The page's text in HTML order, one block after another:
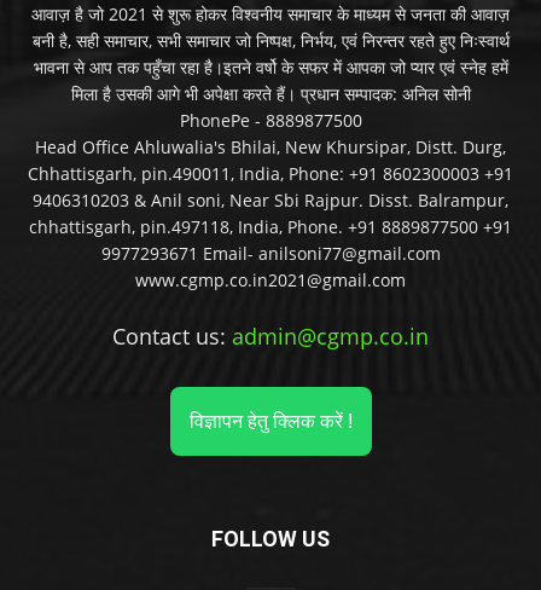
आवाज़ है जो 2021 से शुरू होकर विश्वनीय समाचार के माध्यम से जनता की आवाज़
बनी है, सही समाचार, सभी समाचार जो निष्पक्ष, निर्भय, एवं निरन्तर रहते हुए निःस्वार्थ
भावना से आप तक पहुँचा रहा है।इतने वर्षो के सफर में आपका जो प्यार एवं स्नेह हमें
मिला है उसकी आगे भी अपेक्षा करते हैं। प्रधान सम्पादक: अनिल सोनी
PhonePe - 8889877500
Head Office Ahluwalia's Bhilai, New Khursipar, Distt. Durg,
Chhattisgarh, pin.490011, India, Phone: +91 8602300003 +91
9406310203 & Anil soni, Near Sbi Rajpur. Disst. Balrampur,
chhattisgarh, pin.497118, India, Phone. +91 8889877500 +91
9977293671 Email- anilsoni77@gmail.com
www.cgmp.co.in2021@gmail.com
Contact us: admin@cgmp.co.in
विज्ञापन हेतु क्लिक करें !
FOLLOW US